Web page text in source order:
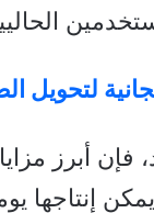
فإن أبرز
إنتاجها